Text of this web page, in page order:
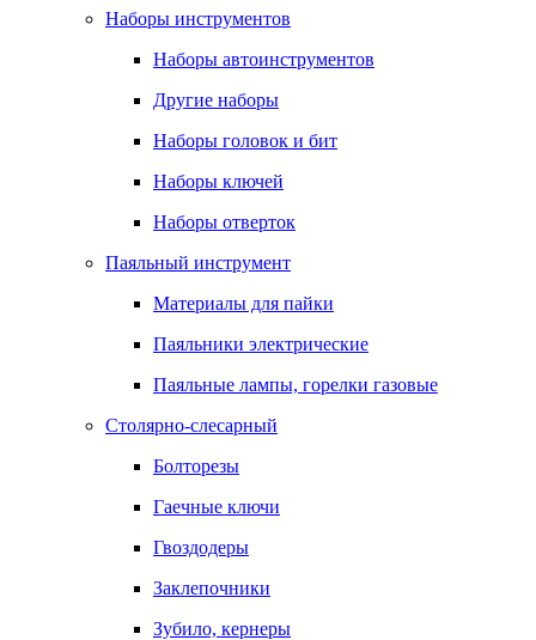
Наборы инструментов
Наборы автоинструментов
Другие наборы
Наборы головок и бит
Наборы ключей
Наборы отверток
Паяльный инструмент
Материалы для пайки
Паяльники электрические
Паяльные лампы, горелки газовые
Столярно-слесарный
Болторезы
Гаечные ключи
Гвоздодеры
Заклепочники
Зубило, кернеры